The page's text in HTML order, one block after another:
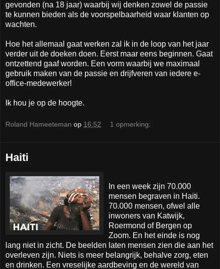
gevonden (na 18 jaar) waarbij wij denken zowel de passie
te kunnen bieden als de voorspelbaarheid waar klanten op
wachten.
Hoe het allemaal gaat werken zal ik in de loop van het jaar
verder uit de doeken doen. Eerst maar eens beginnen. Gaat
ontzettend gaaf worden. Een vorm waarbij we maximaal
gebruik maken van de passie en drijfveren van iedere e-
office-medewerker!
Ik hou je op de hoogte.
Roland Hameeteman op 16:52 1 opmerking:
Haiti
In een week zijn 70.000
mensen begraven in Haiti.
70.000 mensen, ofwel alle
inwoners van Katwijk,
Roermond of Bergen op
Zoom. En het einde is nog
lang niet in zicht. De beelden laten mensen zien die aan het
overleven zijn. Niets is meer belangrijk, behalve zorg, eten
en drinken. Een vreselijke aardbeving en de wereld van